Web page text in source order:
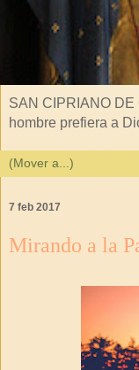
SAN CIPRIANO DE
hombre prefiera a
7 feb 2017
Mirando a la